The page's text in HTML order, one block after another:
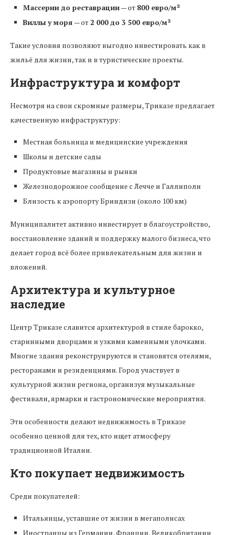
Массерии до реставрации— от 800 евро/м²
Виллы у моря — от 2 000 до 3 500 евро/м²
Такие условия позволяют выгодно инвестировать как в
жильё для жизни, так и в туристические проекты.
Инфраструктура и комфорт
Несмотря на свои скромные размеры, Триказе предлагает
качественную инфраструктуру:
Местная больница и медицинские учреждения
Школы и детские сады
Продуктовые магазины и рынки
Железнодорожное сообщение с Лечче и Галлиполи
Близость к аэропорту Бриндизи (около 100 км)
Муниципалитет активно инвестирует в благоустройство,
восстановление зданий и поддержку малого бизнеса, что
делает город всё более привлекательным для жизни и
вложений.
Архитектура и культурное
наследие
Центр Триказе славится архитектурой в стиле барокко,
старинными дворцами и узкими каменными улочками.
Многие здания реконструируются и становятся отелями,
ресторанами и резиденциями. Город участвует в
культурной жизни региона, организуя музыкальные
фестивали, ярмарки и гастрономические мероприятия.
Эти особенности делают недвижимость в Триказе
особенно ценной для тех, кто ищет атмосферу
традиционной Италии.
Кто покупает недвижимость
Среди покупателей:
Итальянцы, уставшие от жизни в мегаполисах
Иностранцы из Германии, Франции, Великобритании